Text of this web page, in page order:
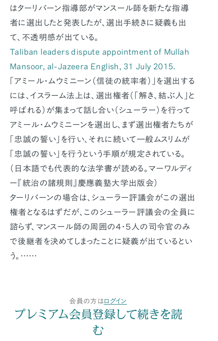
はターリバーン指導部がマンスール師を新たな指導
者に選出したと発表したが、選出手続きに疑義も出
て、不透明感が出ている。
Taliban leaders dispute appointment of Mullah
Mansoor, al-Jazeera English, 31 July 2015.
「アミール・ムウミニーン（信徒の統率者）」を選出する
には、イスラーム法上は、選出権者（「解き、結ぶ人」と
呼ばれる）が集まって話し合い（シューラー）を行って
アミール・ムウミニーンを選出し、まず選出権者たちが
「忠誠の誓い」を行い、それに続いて一般ムスリムが
「忠誠の誓い」を行うという手順が規定されている。
（日本語でも代表的な法学書が読める。マーワルディ
ー『統治の諸規則』慶應義塾大学出版会）
ターリバーンの場合は、シューラー評議会がこの選出
権者となるはずだが、このシューラー評議会の全員に
諮らず、マンスール師の周囲の４・５人の司令官のみ
で後継者を決めてしまったことに疑義が出ているとい
う。……
会員の方はログイン
プレミアム会員登録して続きを読
む